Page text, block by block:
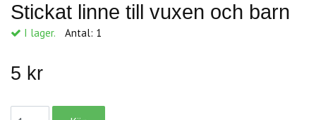
Stickat linne till vuxen och barn
I lager. Antal: 1
5 kr